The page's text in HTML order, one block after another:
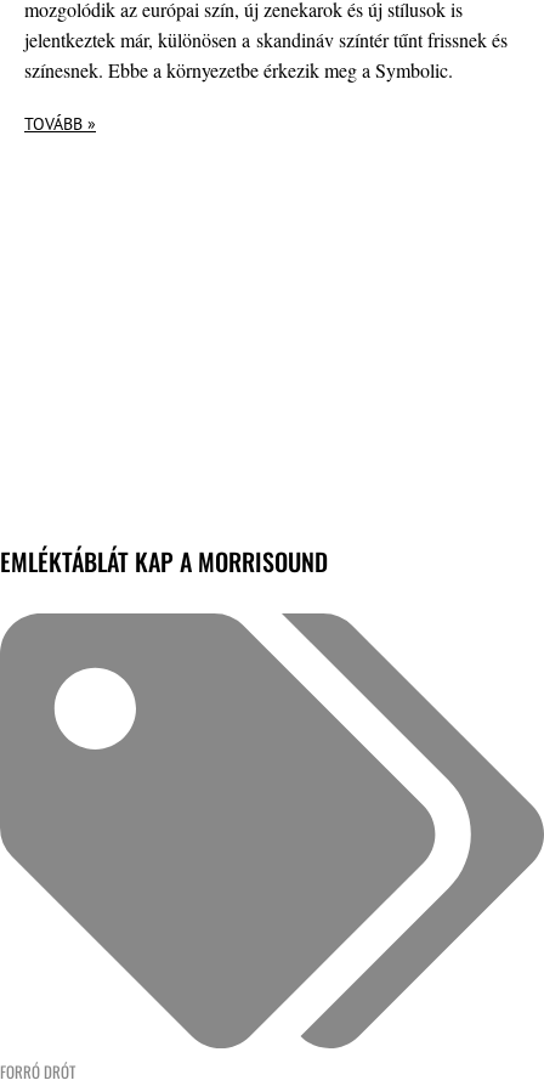
mozgolódik az európai szín, új zenekarok és új stílusok is
jelentkeztek már, különösen a skandináv színtér tűnt frissnek és
színesnek. Ebbe a környezetbe érkezik meg a Symbolic.
TOVÁBB »
EMLÉKTÁBLÁT KAP A MORRISOUND
FORRÓ DRÓT